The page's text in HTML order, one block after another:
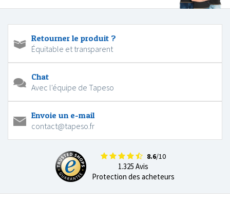
Retourner le produit ?
Équitable et transparent
Chat
Avec l'équipe de Tapeso
Envoie un e-mail
contact@tapeso.fr
8.6/10
1.325 Avis
Protection des acheteurs